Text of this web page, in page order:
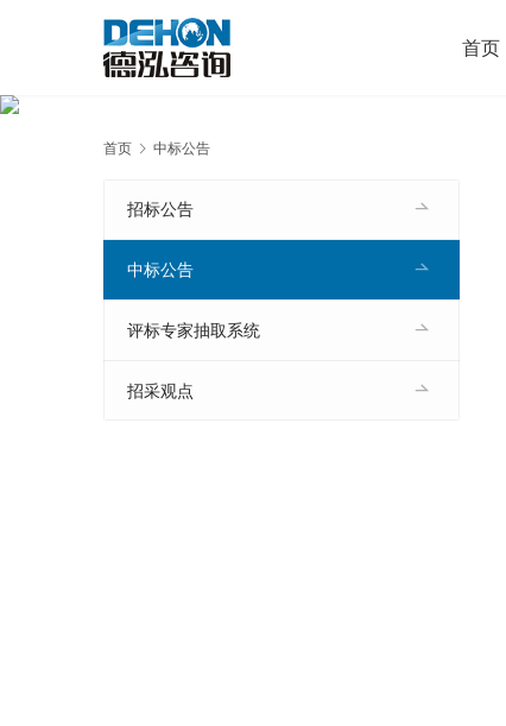
首页
首页 中标公告
招标公告
中标公告
评标专家抽取系统
招采观点